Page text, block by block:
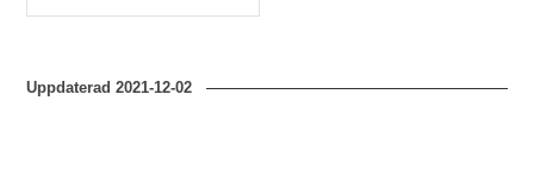
Typ
Uppdaterad2021-12-02